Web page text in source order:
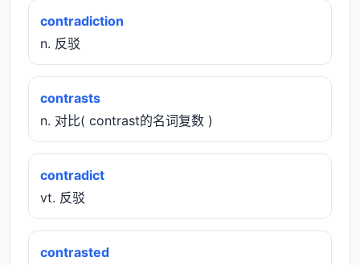
contradiction
n. 反驳
contrasts
n. 对比( contrast的名词复数 )
contradict
vt. 反驳
contrasted